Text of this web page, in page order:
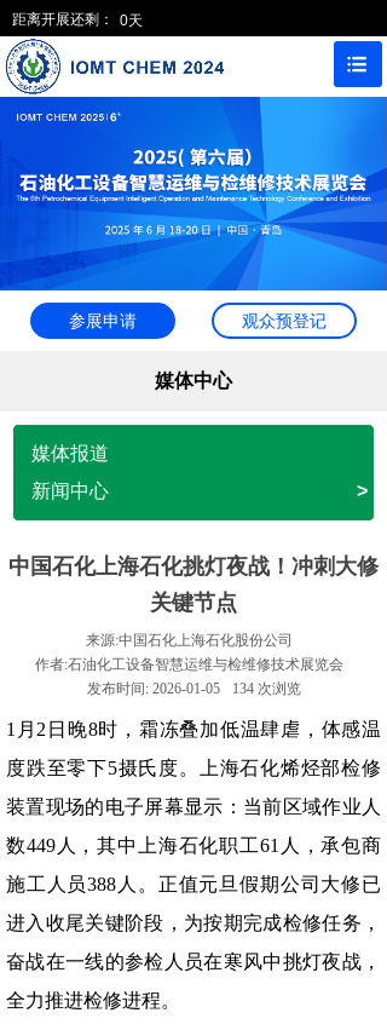
距离开展还剩： 0天
参展申请 观众预登记
媒体中心
媒体报道
新闻中心
>
中国石化上海石化挑灯夜战！冲刺大修
关键节点
来源:中国石化上海石化股份公司
作者:石油化工设备智慧运维与检维修技术展览会
发布时间: 2026-01-05 134 次浏览
1月2日晚8时，霜冻叠加低温肆虐，体感温
度跌至零下5摄氏度。上海石化烯烃部检修
装置现场的电子屏幕显示：当前区域作业人
数449人，其中上海石化职工61人，承包商
施工人员388人。正值元旦假期公司大修已
进入收尾关键阶段，为按期完成检修任务，
奋战在一线的参检人员在寒风中挑灯夜战，
全力推进检修进程。